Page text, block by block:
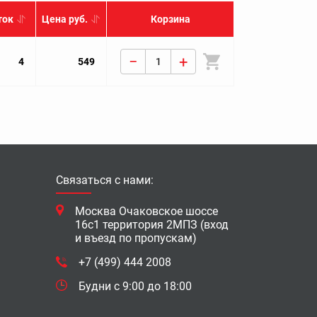
Цена руб. Корзина
4 549 − +
Связаться с нами:
Москва Очаковское шоссе
16с1 территория 2МПЗ (вход
и въезд по пропускам)
+7 (499) 444 2008
Будни с 9:00 до 18:00